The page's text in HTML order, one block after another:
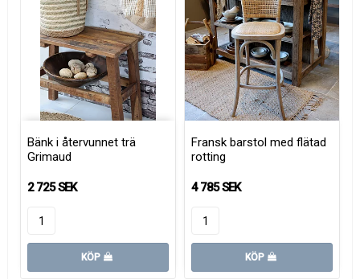
Bänk i återvunnet trä
Grimaud
2 725 SEK
KÖP
Fransk barstol med flätad
rotting
4 785 SEK
KÖP